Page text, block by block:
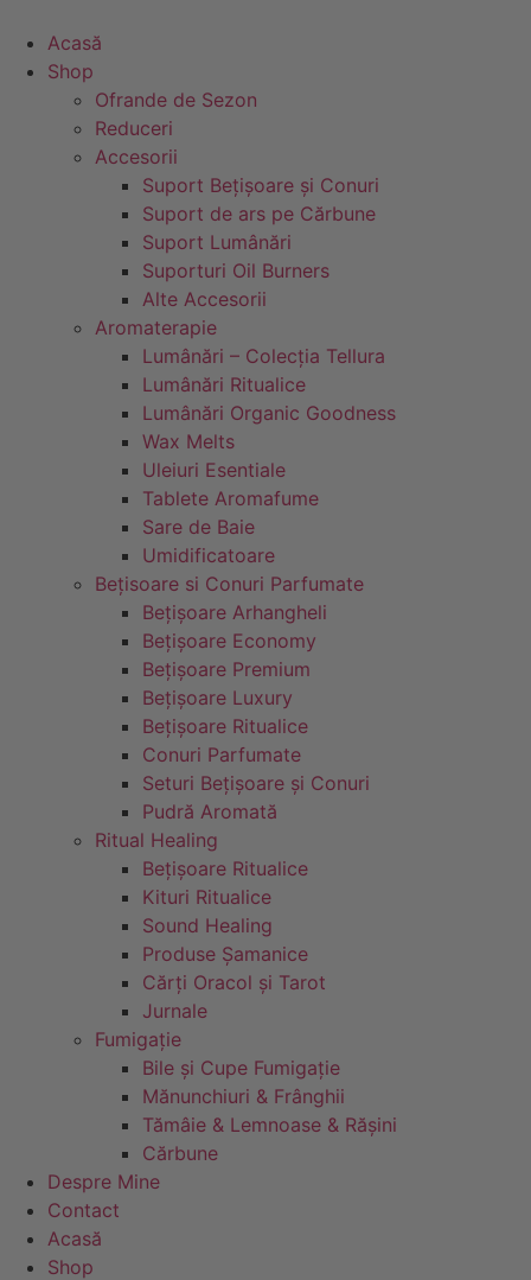
conținut
Acasă
Shop
Ofrande de Sezon
Reduceri
Accesorii
Suport Bețișoare și Conuri
Suport de ars pe Cărbune
Suport Lumânări
Suporturi Oil Burners
Alte Accesorii
Aromaterapie
Lumânări – Colecția Tellura
Lumânări Ritualice
Lumânări Organic Goodness
Wax Melts
Uleiuri Esentiale
Tablete Aromafume
Sare de Baie
Umidificatoare
Bețisoare si Conuri Parfumate
Bețișoare Arhangheli
Bețișoare Economy
Bețișoare Premium
Bețișoare Luxury
Bețișoare Ritualice
Conuri Parfumate
Seturi Bețișoare și Conuri
Pudră Aromată
Ritual Healing
Bețișoare Ritualice
Kituri Ritualice
Sound Healing
Produse Șamanice
Cărți Oracol și Tarot
Jurnale
Fumigație
Bile și Cupe Fumigație
Mănunchiuri & Frânghii
Tămâie & Lemnoase & Rășini
Cărbune
Despre Mine
Contact
Acasă
Shop